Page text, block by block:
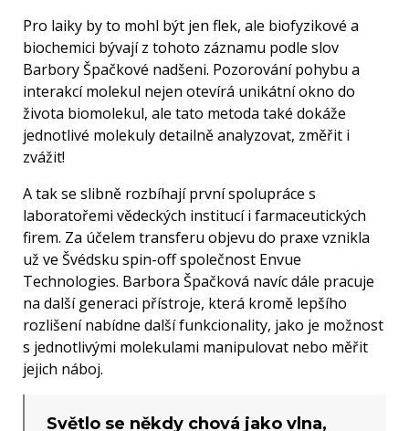
Pro laiky by to mohl být jen flek, ale biofyzikové a
biochemici bývají z tohoto záznamu podle slov
Barbory Špačkové nadšeni. Pozorování pohybu a
interakcí molekul nejen otevírá unikátní okno do
života biomolekul, ale tato metoda také dokáže
jednotlivé molekuly detailně analyzovat, změřit i
zvážit!
A tak se slibně rozbíhají první spolupráce s
laboratořemi vědeckých institucí i farmaceutických
firem. Za účelem transferu objevu do praxe vznikla
už ve Švédsku spin-off společnost Envue
Technologies. Barbora Špačková navíc dále pracuje
na další generaci přístroje, která kromě lepšího
rozlišení nabídne další funkcionality, jako je možnost
s jednotlivými molekulami manipulovat nebo měřit
jejich náboj.
Světlo se někdy chová jako vlna,